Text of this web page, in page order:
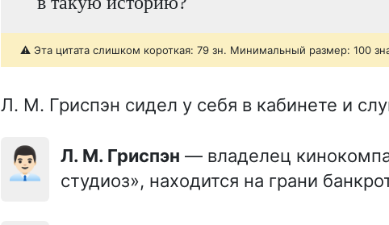
⚠️ Эта цитата слишком короткая: 79 зн. Минимальный размер: 100
Л. М. Гриспэн сидел у себя в кабинете и
👨🏻‍💼 Л. М. Гриспэн — владелец
студиоз», находится на грани